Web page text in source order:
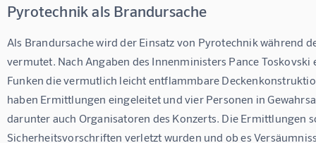
Pyrotechnik als Brandursache
Als Brandursache wird der Einsatz von Pyrotechnik während
vermutet. Nach Angaben des Innenministers Pance
Funken die vermutlich leicht entflammbare
haben Ermittlungen eingeleitet und vier Personen in
darunter auch Organisatoren des Konzerts. Die Ermittlungen
Sicherheitsvorschriften verletzt wurden und ob es